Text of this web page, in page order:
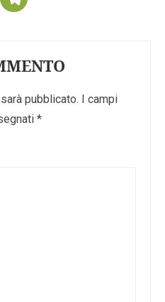
pubblicato. I campi
*